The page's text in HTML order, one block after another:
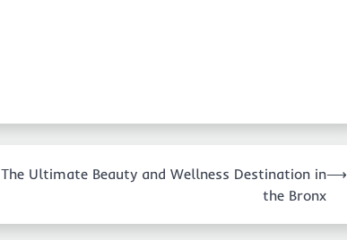
The Ultimate Beauty and Wellness Destination in
the Bronx
⟶